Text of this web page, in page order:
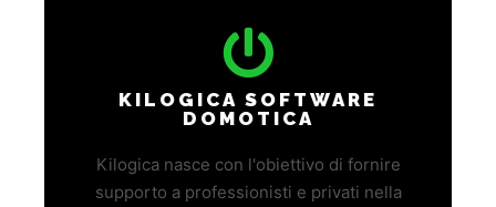
KILOGICA SOFTWARE
DOMOTICA
Kilogica nasce con l'obiettivo di fornire
supporto a professionisti e privati nella